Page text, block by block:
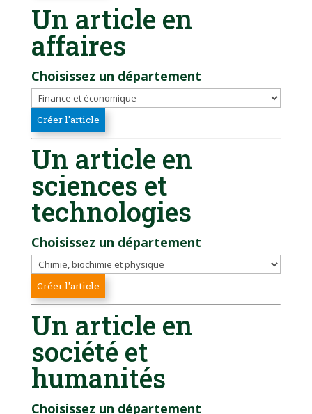
Un article en
affaires
Choisissez un département
Un article en
sciences et
technologies
Choisissez un département
Un article en
société et
humanités
Choisissez un département